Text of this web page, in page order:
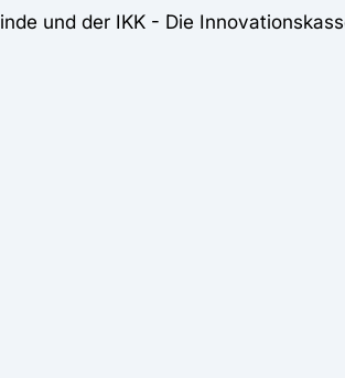
und der IKK - Die